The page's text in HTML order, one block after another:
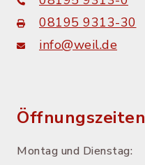
08195 9313-30
info@weil.de
Öffnungszeiten
Montag und Dienstag: